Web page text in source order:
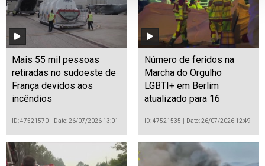
Mais 55 mil pessoas
retiradas no sudoeste de
França devidos aos
incêndios
ID: 47521570 Date: 26/07/2026 13:01
Número de feridos na
Marcha do Orgulho
LGBTI+ em Berlim
atualizado para 16
ID: 47521535 Date: 26/07/2026 12:49